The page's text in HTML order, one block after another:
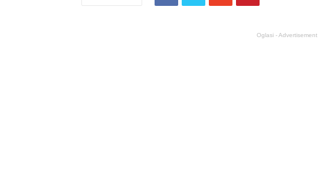
Oglasi - Advertisement